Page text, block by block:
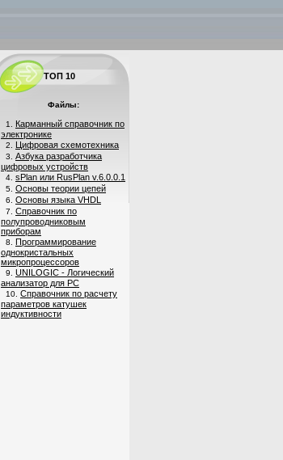
ТОП 10
Файлы:
1. Карманный справочник по
электронике
2. Цифровая схемотехника
3. Азбука разработчика
цифровых устройств
4. sPlan или RusPlan v.6.0.0.1
5. Основы теории цепей
6. Основы языка VHDL
7. Справочник по
полупроводниковым
приборам
8. Программирование
однокристальных
микропроцессоров
9. UNILOGIC - Логический
анализатор для PC
10. Справочник по расчету
параметров катушек
индуктивности